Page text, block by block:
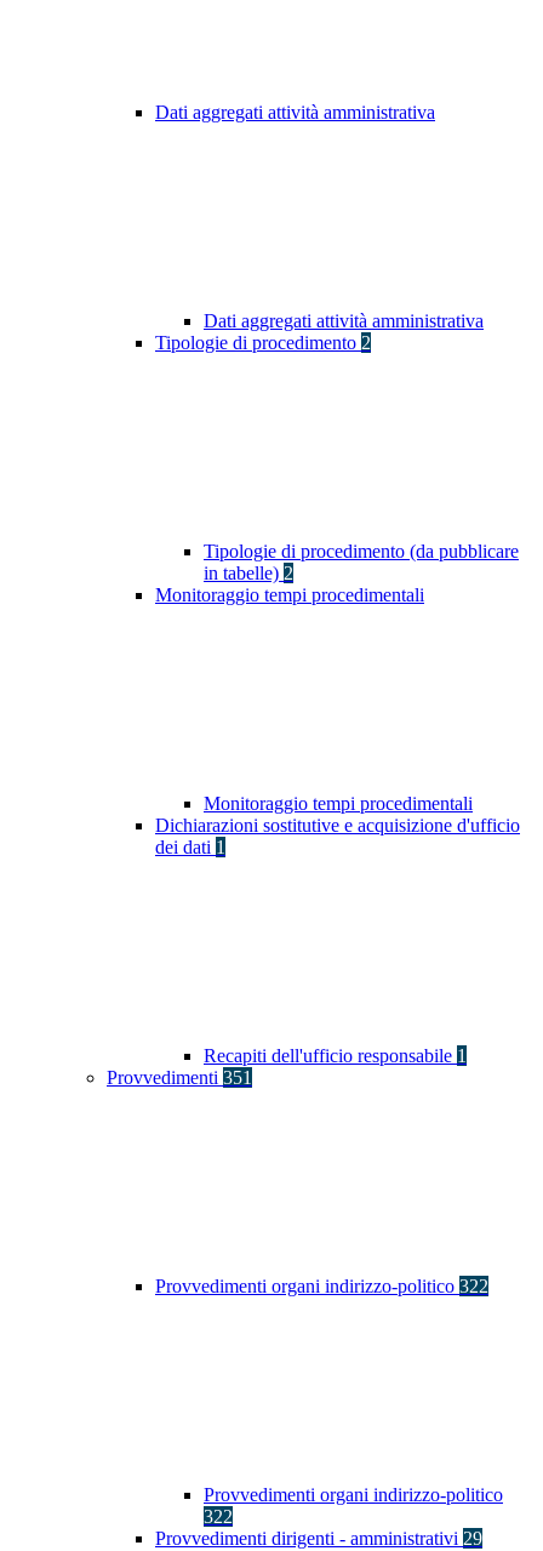
Dati aggregati attività amministrativa
Dati aggregati attività amministrativa
Tipologie di procedimento 2
Tipologie di procedimento (da pubblicare
in tabelle) 2
Monitoraggio tempi procedimentali
Monitoraggio tempi procedimentali
Dichiarazioni sostitutive e acquisizione d'ufficio
dei dati 1
Recapiti dell'ufficio responsabile 1
Provvedimenti 351
Provvedimenti organi indirizzo-politico 322
Provvedimenti organi indirizzo-politico
322
Provvedimenti dirigenti - amministrativi 29